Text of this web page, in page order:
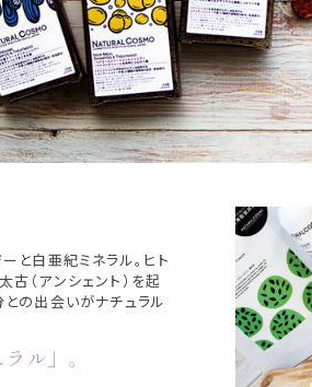
と白亜紀ミネラル。ヒト
（アンシェント）を起
の出会いがナチュラル
ル」。